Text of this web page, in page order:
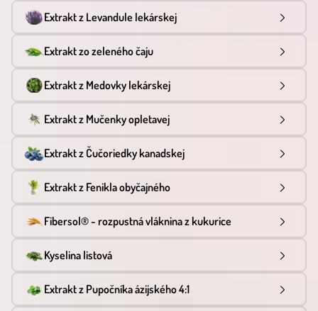
Extrakt z Levandule lekárskej
Extrakt zo zeleného čaju
Extrakt z Medovky lekárskej
Extrakt z Mučenky opletavej
Extrakt z Čučoriedky kanadskej
Extrakt z Fenikla obyčajného
Fibersol® - rozpustná vláknina z kukurice
Kyselina listová
Extrakt z Pupočníka ázijského 4:1